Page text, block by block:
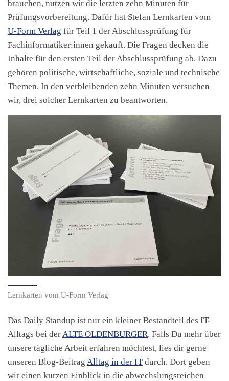
brauchen, nutzen wir die letzten zehn Minuten für
Prüfungsvorbereitung. Dafür hat Stefan Lernkarten vom
U-Form Verlag für Teil 1 der Abschlussprüfung für
Fachinformatiker:innen gekauft. Die Fragen decken die
Inhalte für den ersten Teil der Abschlussprüfung ab. Dazu
gehören politische, wirtschaftliche, soziale und technische
Themen. In den verbleibenden zehn Minuten versuchen
wir, drei solcher Lernkarten zu beantworten.
Lernkarten vom U-Form Verlag
Das Daily Standup ist nur ein kleiner Bestandteil des IT-
Alltags bei der ALTE OLDENBURGER. Falls Du mehr über
unsere tägliche Arbeit erfahren möchtest, lies dir gerne
unseren Blog-Beitrag Alltag in der ITdurch. Dort geben
wir einen kurzen Einblick in die abwechslungsreichen